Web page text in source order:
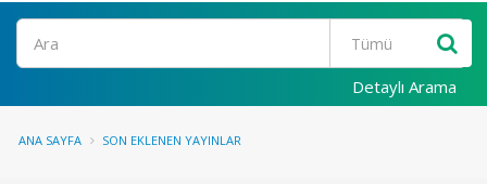
Ara
Detaylı Arama
ANA SAYFA SON EKLENEN YAYINLAR